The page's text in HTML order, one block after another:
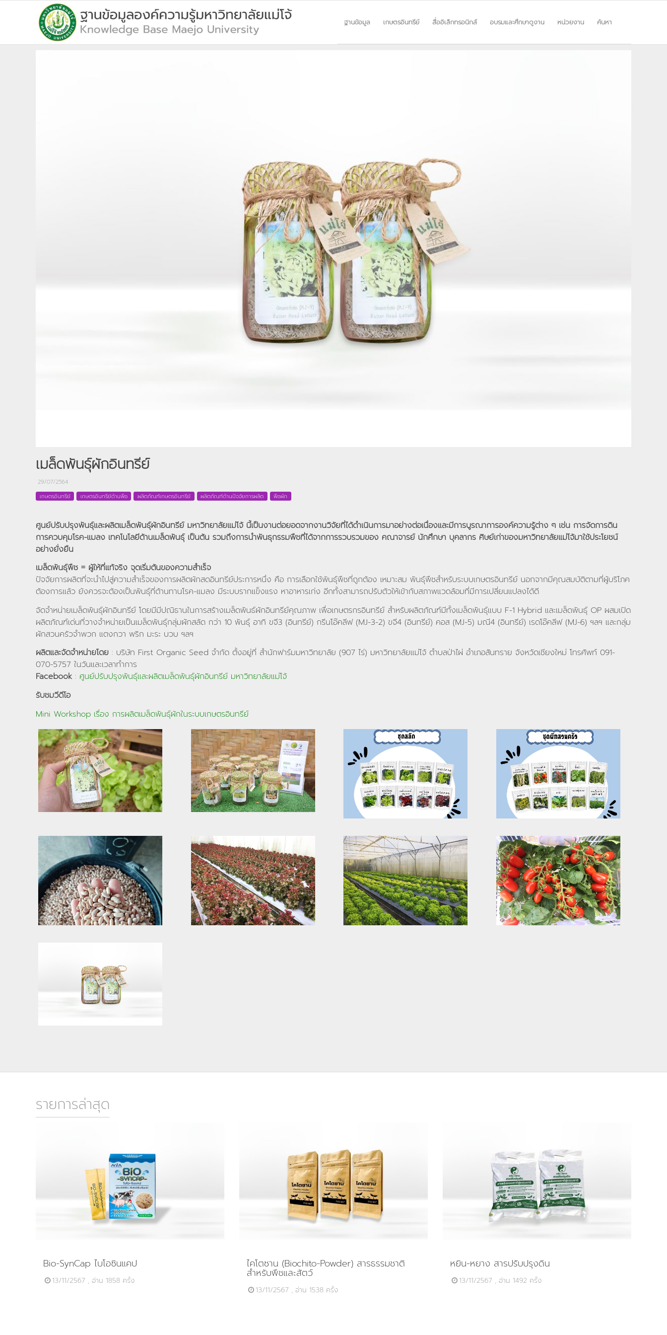
ฐานข้อมูล เกษตรอินทรีย์ สื่ออิเล็กทรอนิกส์ อบรมและศึกษาดูงาน หน่วยงาน ค้นหา
เมล็ดพันธุ์ผักอินทรีย์
29/07/2564
เกษตรอินทรีย์
เกษตรอินทรีย์ด้านพืช ผลิตภัณฑ์เกษตรอินทรีย์ ผลิตภัณฑ์ด้านปัจจัยการผลิต พืชผัก
ศูนย์ปรับปรุงพันธุ์และผลิตเมล็ดพันธุ์ผักอินทรีย์ มหาวิทยาลัยแม่โจ้ นี้เป็นงานต่อยอดจากงานวิจัยที่ได้ดำเนินการมาอย่างต่อเนื่องและมีการบูรณาการองค์ความรู้ต่าง ๆ เช่น การจัดการดิน
การควบคุมโรค-แมลง เทคโนโลยีด้านเมล็ดพันธุ์ เป็นต้น รวมถึงการนำพันธุกรรมพืชที่ได้จากการรวบรวมของ คณาจารย์ นักศึกษา บุคลากร ศิษย์เก่าของมหาวิทยาลัยแม่โจ้มาใช้ประโยชน์
อย่างยั่งยืน
เมล็ดพันธุ์พืช = ผู้ให้ที่แท้จริง จุดเริ่มต้นของความสำเร็จ
ปัจจัยการผลิตที่จะนำไปสู่ความสำเร็จของการผลิตผักสดอินทรีย์ประการหนึ่ง คือ การเลือกใช้พันธุ์พืชที่ถูกต้อง เหมาะสม พันธุ์พืชสำหรับระบบเกษตรอินทรีย์ นอกจากมีคุณสมบัติตามที่ผู้บริโภค
ต้องการแล้ว ยังควรจะต้องเป็นพันธุ์ที่ต้านทานโรค-แมลง มีระบบรากแข็งแรง หาอาหารเก่ง อีกทั้งสามารถปรับตัวให้เข้ากับสภาพแวดล้อมที่มีการเปลี่ยนแปลงได้ดี
จัดจำหน่ายเมล็ดพันธุ์ผักอินทรีย์ โดยมีมีปณิธานในการสร้างเมล็ดพันธ์ผักอินทรีย์คุณภาพ เพื่อเกษตรกรอินทรีย์ สำหรับผลิตภัณฑ์มีทั้งเมล็ดพันธุ์แบบ F-1 Hybrid และเมล็ดพันธุ์ OP ผสมเปิด
ผลิตภัณฑ์เด่นที่วางจำหน่ายเป็นเมล็ดพันธุ์กลุ่มผักสลัด กว่า 10 พันธุ์ อาทิ ขจี3 (อินทรีย์) กรีนโอ๊คลีฟ (MJ-3-2) ขจี4 (อินทรีย์) คอส (MJ-5) มณี4 (อินทรีย์) เรดโอ๊คลีฟ (MJ-6) ฯลฯ และกลุ่ม
ผักสวนครัวจำพวก แตงกวา พริก มะระ บวบ ฯลฯ
ผลิตและจัดจำหน่ายโดย : บริษัท First Organic Seed จำกัด ตั้งอยู่ที่ สำนักฟาร์มมหาวิทยาลัย (907 ไร่) มหาวิทยาลัยแม่โจ้ ตำบลป่าไผ่ อำเภอสันทราย จังหวัดเชียงใหม่ โทรศัพท์ 091-
070-5757 ในวันและเวลาทำการ
Facebook: ศูนย์ปรับปรุงพันธุ์และผลิตเมล็ดพันธุ์ผักอินทรีย์ มหาวิทยาลัยแม่โจ้
รับชมวีดีโอ
Mini Workshop เรื่อง การผลิตเมล็ดพันธุ์ผักในระบบเกษตรอินทรีย์
รายการล่าสุด
Bio-SynCap ไบโอซินแคป
13/11/2567 , อ่าน 1858 ครั้ง
ไคโตซาน (Biochito-Powder) สารธรรมชาติ
สำหรับพืชและสัตว์
13/11/2567 , อ่าน 1538 ครั้ง
หยิน-หยาง สารปรับปรุงดิน
13/11/2567 , อ่าน 1492 ครั้ง